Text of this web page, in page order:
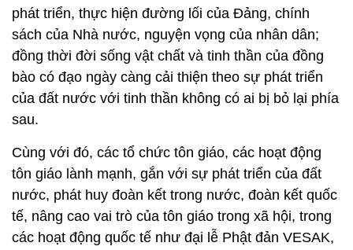
phát triển, thực hiện đường lối của Đảng, chính
sách của Nhà nước, nguyện vọng của nhân dân;
đồng thời đời sống vật chất và tinh thần của đồng
bào có đạo ngày càng cải thiện theo sự phát triển
của đất nước với tinh thần không có ai bị bỏ lại phía
sau.
Cùng với đó, các tổ chức tôn giáo, các hoạt động
tôn giáo lành mạnh, gắn với sự phát triển của đất
nước, phát huy đoàn kết trong nước, đoàn kết quốc
tế, nâng cao vai trò của tôn giáo trong xã hội, trong
các hoạt động quốc tế như đại lễ Phật đản VESAK,